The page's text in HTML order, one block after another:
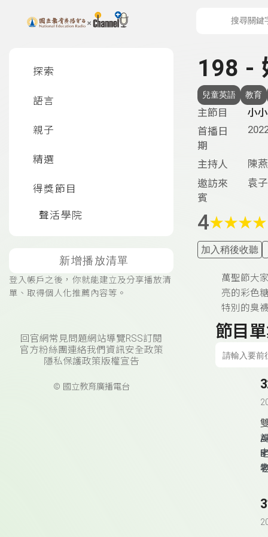
上方功能區塊
探索
語言
親子
精選
得獎節目
聲活學院
新增播放清單
登入帳戶之後，你就能建立及分享播放清
單、取得個人化推薦內容等。
回官網常見問題網站導覽RSS訂閱
官方粉絲團連絡我們 資訊安全政策
隱私保護政策版權宣告
© 國立教育廣播電台
198 -
兒童英語 教育
主節目
小
首播日
期
主持人
陳
邀訪來
賓
袁
4★★★★
加入稍後收聽
萬聖節大
亮的彩色
特別的臭
節目
A
B